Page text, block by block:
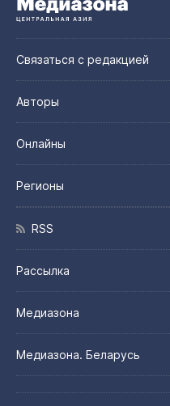
Связаться с редакцией
Авторы
Онлайны
Регионы
RSS
Рассылка
Медиазона
Медиазона. Беларусь